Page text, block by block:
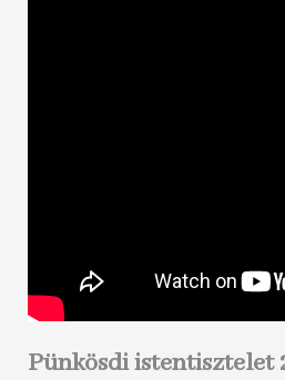
Pünkösdi istentisztelet